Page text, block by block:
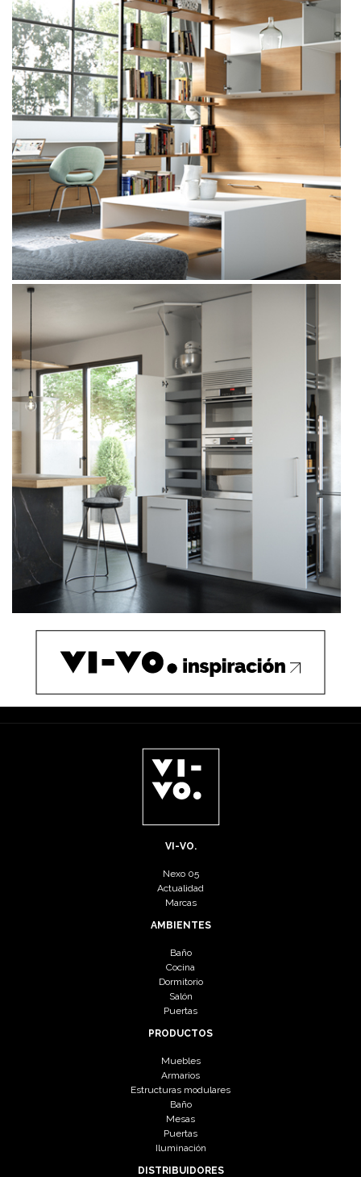
VI-VO.
Nexo 05
Actualidad
Marcas
AMBIENTES
Baño
Cocina
Dormitorio
Salón
Puertas
PRODUCTOS
Muebles
Armarios
Estructuras modulares
Baño
Mesas
Puertas
Iluminación
DISTRIBUIDORES